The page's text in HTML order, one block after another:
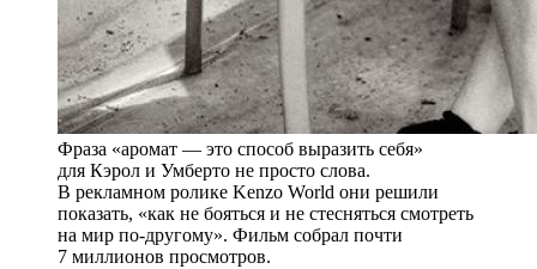
Фраза «аромат — это способ выразить себя»
для Кэрол и Умберто не просто слова.
В рекламном ролике Kenzo World они решили
показать, «как не бояться и не стесняться смотреть
на мир по-другому». Фильм собрал почти
7 миллионов просмотров.